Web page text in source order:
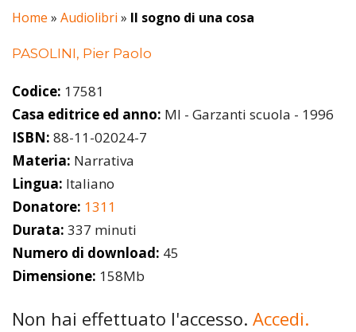
Home » Audiolibri » Il sogno di una cosa
PASOLINI, Pier Paolo
Codice: 17581
Casa editrice ed anno: MI - Garzanti scuola - 1996
ISBN: 88-11-02024-7
Materia: Narrativa
Lingua: Italiano
Donatore: 1311
Durata: 337 minuti
Numero di download: 45
Dimensione: 158Mb
Non hai effettuato l'accesso. Accedi.